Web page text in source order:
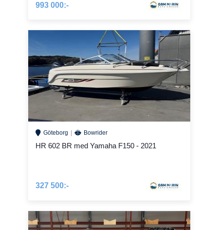
993 000:-
Göteborg Bowrider
HR 602 BR med Yamaha F150 - 2021
327 500:-